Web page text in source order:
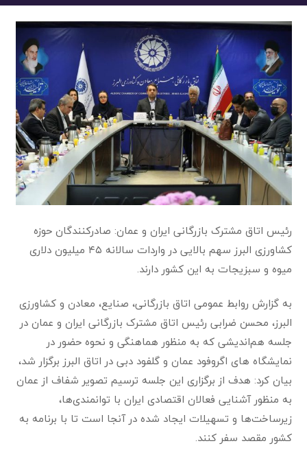
رئیس اتاق مشترک بازرگانی ایران و عمان: صادرکنندگان حوزه
کشاورزی البرز سهم بالایی در واردات سالانه ۴۵ میلیون دلاری
میوه و سبزیجات به این کشور دارند.
به گزارش روابط عمومی اتاق بازرگانی، صنایع، معادن و کشاورزی
البرز، محسن ضرابی رئیس اتاق مشترک بازرگانی ایران و عمان در
جلسه هم‌اندیشی که به منظور هماهنگی و نحوه حضور در
نمایشگاه های اگروفود عمان و گلفود دبی در اتاق البرز برگزار شد،
بیان کرد: هدف از برگزاری این جلسه ترسیم تصویر شفاف از عمان
به منظور آشنایی فعالان اقتصادی ایران با توانمندی‌ها،
زیرساخت‌ها و تسهیلات ایجاد شده در آنجا است‌ تا با برنامه به
کشور مقصد سفر کنند.